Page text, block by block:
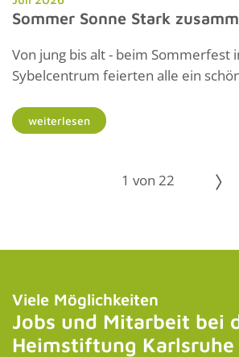
Sommer Sonne Stark
Von jung bis alt - beim Sommerfest
Sybelcentrum feierten alle ein
weiterlesen
1 von 22
Viele Möglichkeiten
Jobs und Mitarbeit bei
Heimstiftung Karlsruhe